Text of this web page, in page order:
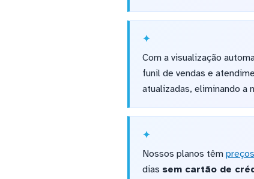
Com a visualização
funil de vendas e
atualizadas, eliminando a
Nossos planos têm
dias sem cartão de